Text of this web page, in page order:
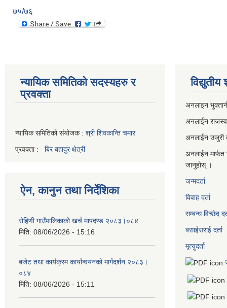
७५/७६
न्यायिक समितिको सदस्यहरु र
प्रवक्ता
न्यायिक समितिको संयोजक : श्री शिवकान्ति चमार
प्रवक्ता : बिर बहादुर क्षेत्री
ऐन, कानुन तथा निर्देशिका
रोहिणी गाउँपालिकाको खर्च मापदण्ड २०८३।०८४
मिति: 08/06/2026 - 15:16
बजेट तथा कार्यक्रम कार्यान्वयनको मार्गदर्शन २०८३।
०८४
मिति: 08/06/2026 - 15:11
अनलाइन
अनलाईन
अनलाईन उजुरी
अनलाईन मार्फत
जानुहोस् ।
जन्मदर्ता
विवाह दर्ता
सम्बन्ध विच्छेद
बसाईसराई दर्ता
मृत्युदर्ता